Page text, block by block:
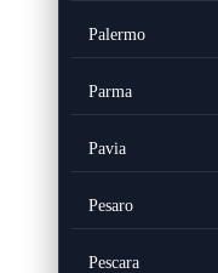
Palermo
Parma
Pavia
Pesaro
Pescara